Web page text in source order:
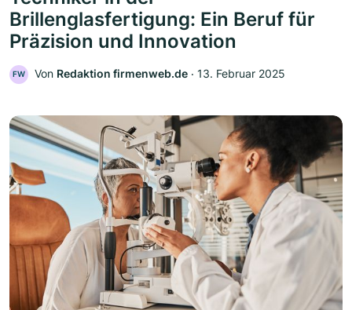
Brillenglasfertigung: Ein Beruf für
Präzision und Innovation
FW Von Redaktion firmenweb.de ‧ 13. Februar 2025